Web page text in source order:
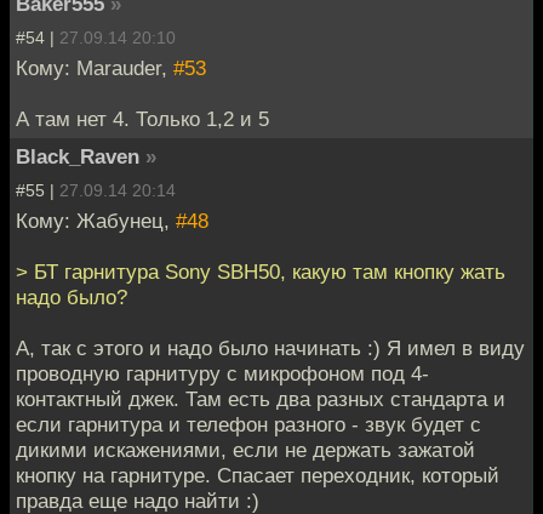
#54 | 27.09.14 20:10
Кому: Marauder, #53
А там нет 4. Только 1,2 и 5
Black_Raven »
#55 | 27.09.14 20:14
Кому: Жабунец, #48
> БТ гарнитура Sony SBH50, какую там кнопку жать
надо было?
А, так с этого и надо было начинать :) Я имел в виду
проводную гарнитуру с микрофоном под 4-
контактный джек. Там есть два разных стандарта и
если гарнитура и телефон разного - звук будет с
дикими искажениями, если не держать зажатой
кнопку на гарнитуре. Спасает переходник, который
правда еще надо найти :)